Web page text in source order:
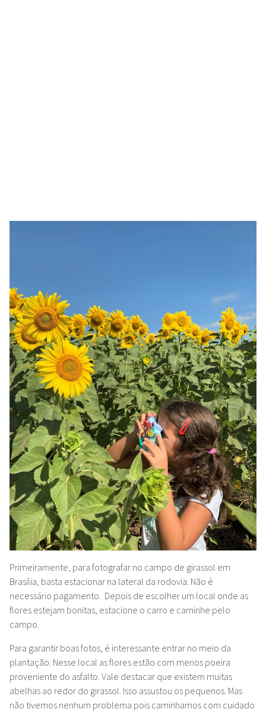
Primeiramente, para fotografar no campo de girassol em
Brasília, basta estacionar na lateral da rodovia. Não é
necessário pagamento. Depois de escolher um local onde as
flores estejam bonitas, estacione o carro e caminhe pelo
campo.
Para garantir boas fotos, é interessante entrar no meio da
plantação. Nesse local as flores estão com menos poeira
proveniente do asfalto. Vale destacar que existem muitas
abelhas ao redor do girassol. Isso assustou os pequenos. Mas
não tivemos nenhum problema pois caminhamos com cuidado